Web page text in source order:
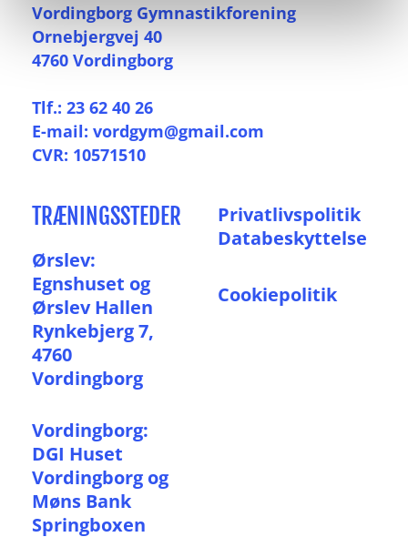
Vordingborg Gymnastikforening
Ornebjergvej 40
4760 Vordingborg
Tlf.: 23 62 40 26
E-mail: vordgym@gmail.com
CVR: 10571510
TRÆNINGSSTEDER
Ørslev:
Egnshuset og
Ørslev Hallen
Rynkebjerg 7,
4760
Vordingborg
Vordingborg:
DGI Huset
Vordingborg og
Møns Bank
Springboxen
Privatlivspolitik
Databeskyttelse
Cookiepolitik